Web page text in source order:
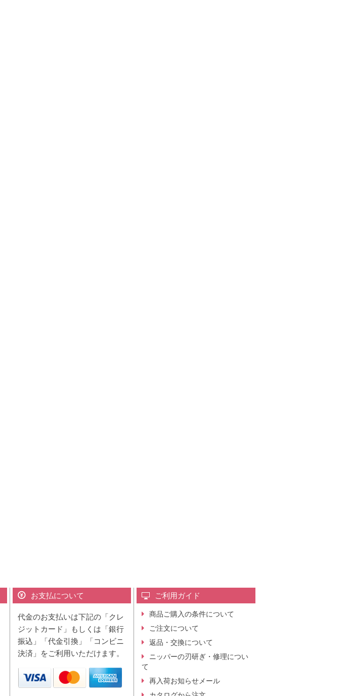
お支払について
代金のお支払いは下記の「クレ
ジットカード」もしくは「銀行
振込」「代金引換」「コンビニ
決済」をご利用いただけます。
ご利用ガイド
商品ご購入の条件について
ご注文について
返品・交換について
ニッパーの刃研ぎ・修理につい
て
再入荷お知らせメール